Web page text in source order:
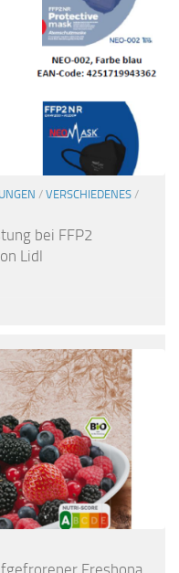
/ VERSCHIEDENES /
bei FFP2
Lidl
Freshona